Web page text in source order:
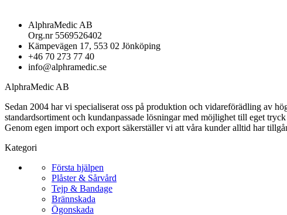
AlphraMedic AB
Org.nr 5569526402
Kämpevägen 17, 553 02 Jönköping
+46 70 273 77 40
info@alphramedic.se
AlphraMedic AB
Sedan 2004 har vi specialiserat oss på produktion och vidareförädling av
standardsortiment och kundanpassade lösningar med möjlighet till eget tryck
Genom egen import och export säkerställer vi att våra kunder alltid har
Kategori
Första hjälpen
Plåster & Sårvård
Tejp & Bandage
Brännskada
Ögonskada